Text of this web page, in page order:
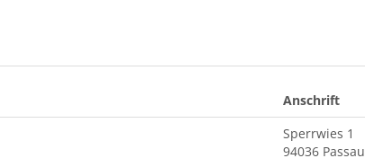
Anschrift
Sperrwies 1
94036 Passau